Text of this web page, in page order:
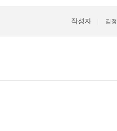
작성자 김